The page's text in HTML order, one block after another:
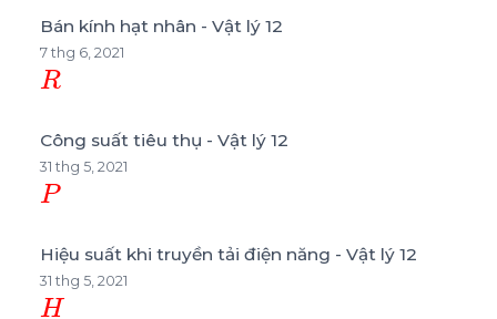
Bán kính hạt nhân - Vật lý 12
7 thg 6, 2021
R
Công suất tiêu thụ - Vật lý 12
31 thg 5, 2021
P
Hiệu suất khi truyền tải điện năng - Vật lý 12
31 thg 5, 2021
H